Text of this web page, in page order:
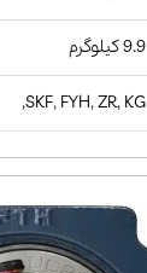
9.9 کیلوگرم
SKF, FYH, ZR, KG,